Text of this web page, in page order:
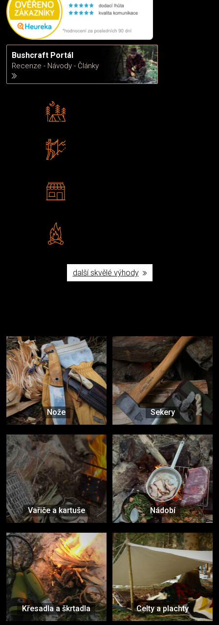
Bushcraft Portál
Recenze - Návody - Články
další skvělé výhody
Nože Sekery
Vařiče a kartuše Nádobí
Křesadla a škrtadla Celty a plachty